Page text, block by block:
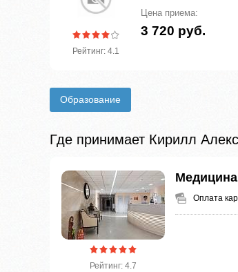
Рейтинг: 4.1
Цена приема:
3 720 руб.
Образование
Где принимает Кирилл
Рейтинг: 4.7
Оплата